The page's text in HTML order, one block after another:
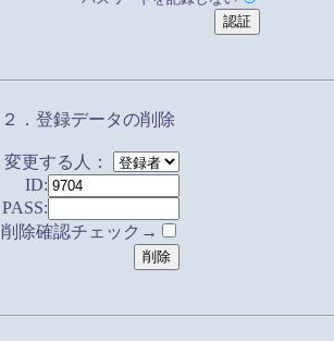
２．登録データの削除
変更する人：
ID:
PASS:
削除確認チェック→